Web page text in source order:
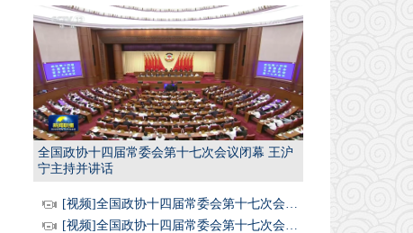
全国政协十四届常委会第十七次会议闭幕 王沪
宁主持并讲话
[视频]全国政协十四届常委会第十七次会议闭幕 王沪宁主持并讲话
[视频]全国政协十四届常委会第十七次会议举行全体会议 围绕“坚持高质量发展，推动经济持续健康发展和社会全面进步”进行大会发言 王沪宁出席